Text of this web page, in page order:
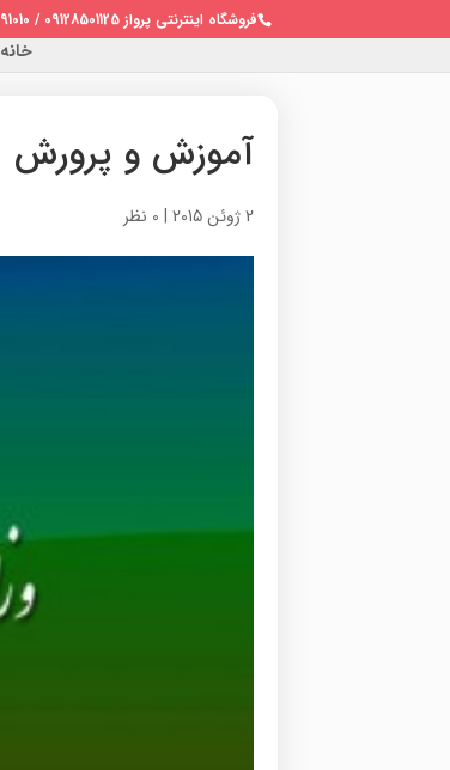
فروشگاه اینترنتی پرواز 09128501125 / 02122691010
خانه
آموزش و پرورش
2 ژوئن 2015 | 0 نظر